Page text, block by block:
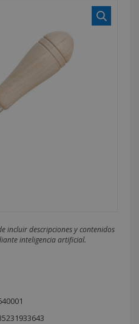
incluir descripciones y contenidos
inteligencia artificial.